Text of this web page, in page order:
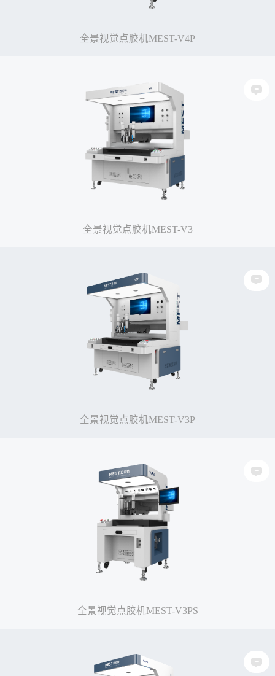
全景视觉点胶机MEST-V4P
全景视觉点胶机MEST-V3
全景视觉点胶机MEST-V3P
全景视觉点胶机MEST-V3PS